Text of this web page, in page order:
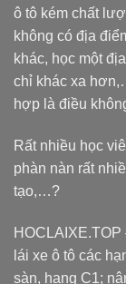
ô tô kém chất
không có địa
khác, học một
chỉ khác xa
hợp là điều
Rất nhiều học
phàn nàn rất
tạo,…?
HOCLAIXE.TOP
lái xe ô tô các
sàn, hạng C1;